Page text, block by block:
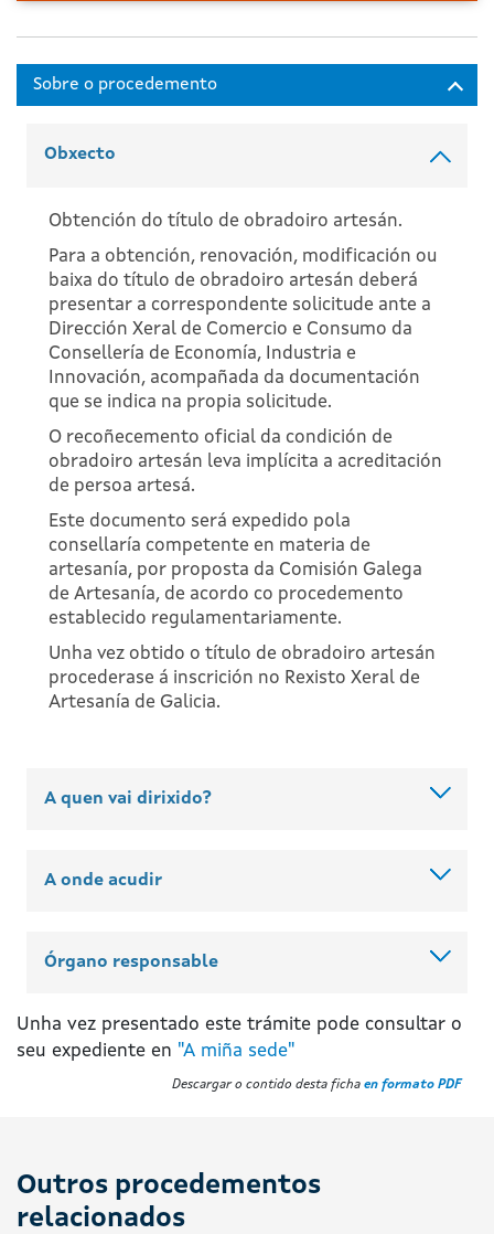
Obxecto
Obtención do título de obradoiro artesán.
Para a obtención, renovación, modificación ou
baixa do título de obradoiro artesán deberá
presentar a correspondente solicitude ante a
Dirección Xeral de Comercio e Consumo da
Consellería de Economía, Industria e
Innovación, acompañada da documentación
que se indica na propia solicitude.
O recoñecemento oficial da condición de
obradoiro artesán leva implícita a acreditación
de persoa artesá.
Este documento será expedido pola
consellaría competente en materia de
artesanía, por proposta da Comisión Galega
de Artesanía, de acordo co procedemento
establecido regulamentariamente.
Unha vez obtido o título de obradoiro artesán
procederase á inscrición no Rexisto Xeral de
Artesanía de Galicia.
A quen vai dirixido?
A onde acudir
Órgano responsable
Unha vez presentado este trámite pode consultar o
seu expediente en "A miña sede"
Descargar o contido desta ficha en formato PDF
Outros procedementos
relacionados